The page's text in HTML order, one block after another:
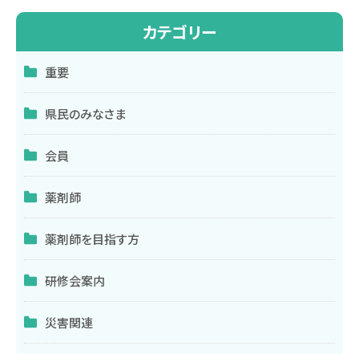
ビ
ゲ
ー
シ
ョ
ン
カテゴリー
重要
県民のみなさま
会員
薬剤師
薬剤師を目指す方
研修会案内
災害関連